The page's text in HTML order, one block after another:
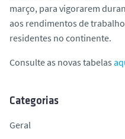
março, para vigorarem
aos rendimentos de
residentes no continente.
Consulte as novas tabelas
Categorias
Geral